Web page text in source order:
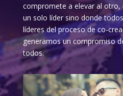
compromete a elevar al otro,
un solo líder sino donde
líderes del proceso de co-
generamos un compromiso
todos.